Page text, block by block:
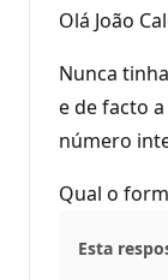
Olá João
Nunca
e de facto
número
Qual o
Esta